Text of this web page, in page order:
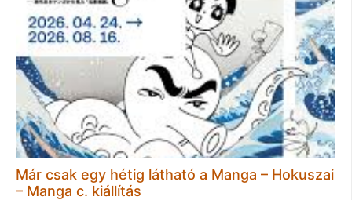
Már csak egy hétig látható a Manga – Hokuszai
– Manga c. kiállítás